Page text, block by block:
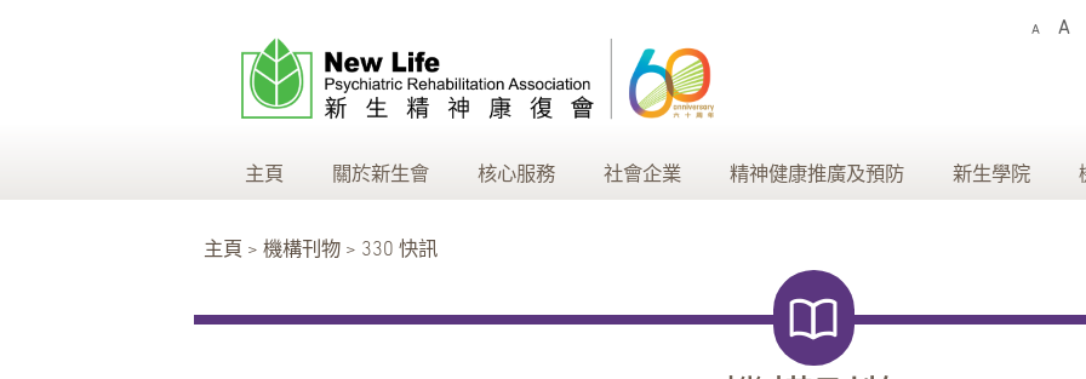
A A
主頁 關於新生會 核心服務 社會企業 精神健康推廣及預防 新生學院
主頁 > 機構刊物 > 330 快訊